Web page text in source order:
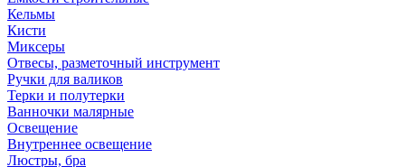
Кельмы
Кисти
Миксеры
Отвесы, разметочный инструмент
Ручки для валиков
Терки и полутерки
Ванночки малярные
Освещение
Внутреннее освещение
Люстры, бра